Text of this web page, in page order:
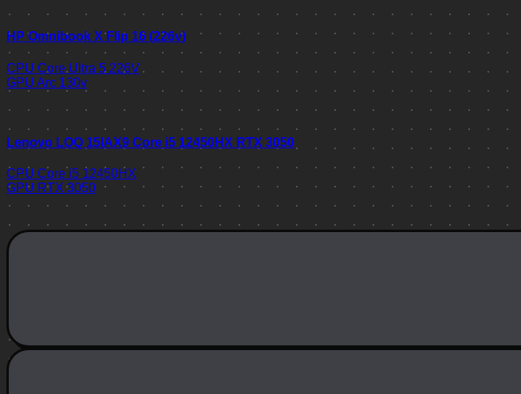
HP Omnibook X Flip 16 (226v)
CPU Core Ultra 5 226V
GPU Arc 130v
Lenovo LOQ 15IAX9 Core i5 12450HX RTX 3050
CPU Core i5 12450HX
GPU RTX 3050